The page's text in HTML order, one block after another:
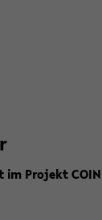
im Pro­jekt COIN